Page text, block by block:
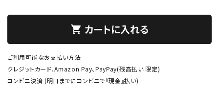
shopping_cart カートに入れる
ご利用可能なお支払い方法
クレジットカード、Amazon Pay、PayPay(残高払い 限定)
コンビニ決済 (明日までにコンビニで『現金』払い)